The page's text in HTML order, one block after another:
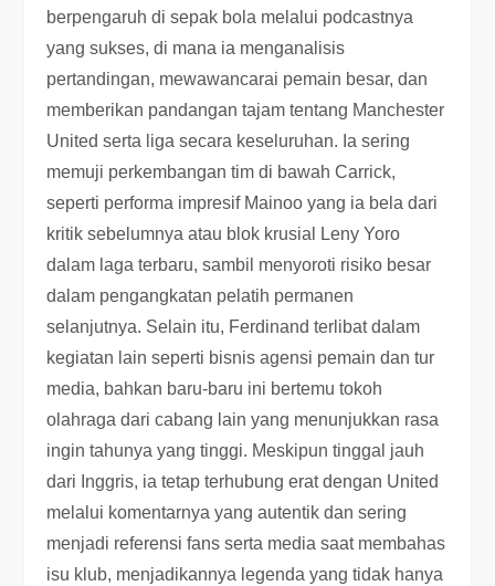
berpengaruh di sepak bola melalui podcastnya
yang sukses, di mana ia menganalisis
pertandingan, mewawancarai pemain besar, dan
memberikan pandangan tajam tentang Manchester
United serta liga secara keseluruhan. Ia sering
memuji perkembangan tim di bawah Carrick,
seperti performa impresif Mainoo yang ia bela dari
kritik sebelumnya atau blok krusial Leny Yoro
dalam laga terbaru, sambil menyoroti risiko besar
dalam pengangkatan pelatih permanen
selanjutnya. Selain itu, Ferdinand terlibat dalam
kegiatan lain seperti bisnis agensi pemain dan tur
media, bahkan baru-baru ini bertemu tokoh
olahraga dari cabang lain yang menunjukkan rasa
ingin tahunya yang tinggi. Meskipun tinggal jauh
dari Inggris, ia tetap terhubung erat dengan United
melalui komentarnya yang autentik dan sering
menjadi referensi fans serta media saat membahas
isu klub, menjadikannya legenda yang tidak hanya